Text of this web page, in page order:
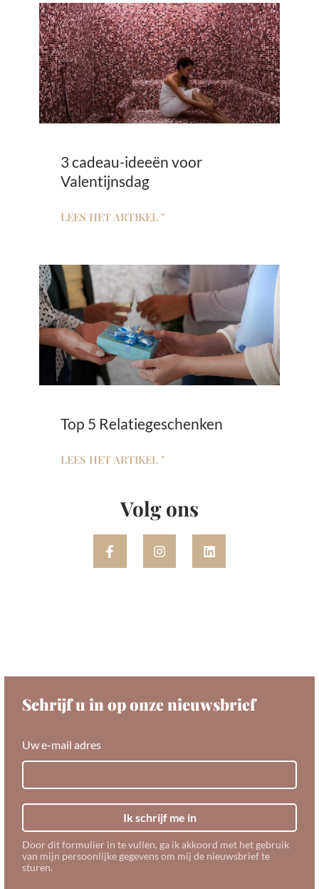
3 cadeau-ideeën voor
Valentijnsdag
LEES HET ARTIKEL "
Top 5 Relatiegeschenken
LEES HET ARTIKEL "
Volg ons
Schrijf u in op onze nieuwsbrief
Uw e-mail adres
Ik schrijf me in
Door dit formulier in te vullen, ga ik akkoord met het gebruik
van mijn persoonlijke gegevens om mij de nieuwsbrief te
sturen.